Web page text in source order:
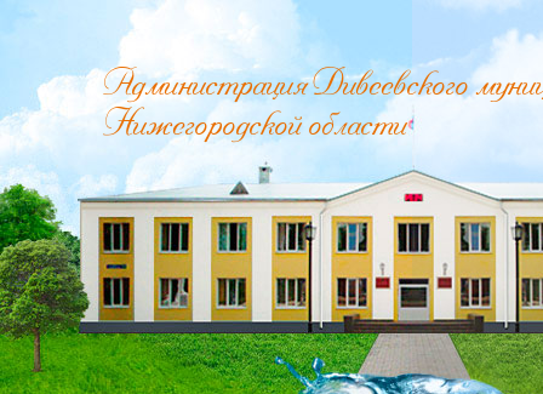
Администрация Дивеевского
Нижегородской области